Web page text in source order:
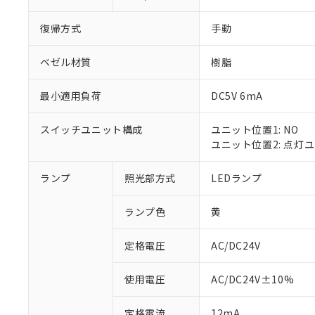
復帰方式 手動
ベゼル材質 樹脂
最小適用負荷 DC5V 6mA
スイッチユニット構成
ユニット位置1: NO
ユニット位置2: 点灯
ランプ 照光部方式 LEDランプ
ランプ色 黄
定格電圧 AC/DC24V
使用電圧 AC/DC24V±10%
ご利用条件
以下の条件をお
※1 対応状況
対応予定：EU
対応予定なし：
調査・確認中：
非該当品：ライセ
※1 中国